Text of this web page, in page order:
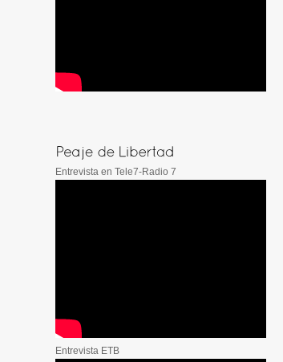
Entrevista en Tele7-Radio 7
Entrevista ETB